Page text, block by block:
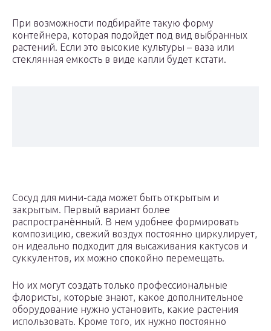
При возможности подбирайте такую форму
контейнера, которая подойдет под вид выбранных
растений. Если это высокие культуры – ваза или
стеклянная емкость в виде капли будет кстати.
Сосуд для мини-сада может быть открытым и
закрытым. Первый вариант более
распространённый. В нем удобнее формировать
композицию, свежий воздух постоянно циркулирует,
он идеально подходит для высаживания кактусов и
суккулентов, их можно спокойно перемещать.
Но их могут создать только профессиональные
флористы, которые знают, какое дополнительное
оборудование нужно установить, какие растения
использовать. Кроме того, их нужно постоянно